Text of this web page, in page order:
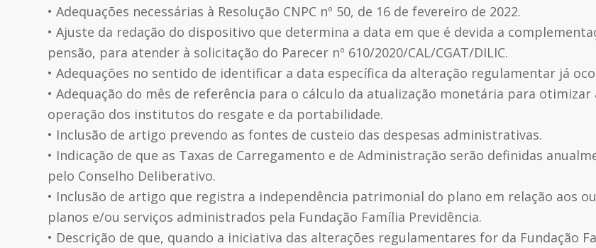
• Adequações necessárias à Resolução CNPC nº 50, de 16 de fevereiro de 2022.
• Ajuste da redação do dispositivo que determina a data em que é devida a
pensão, para atender à solicitação do Parecer nº 610/2020/CAL/CGAT/DILIC.
• Adequações no sentido de identificar a data específica da alteração regulamentar já
• Adequação do mês de referência para o cálculo da atualização monetária para otimizar
operação dos institutos do resgate e da portabilidade.
• Inclusão de artigo prevendo as fontes de custeio das despesas administrativas.
• Indicação de que as Taxas de Carregamento e de Administração serão definidas
pelo Conselho Deliberativo.
• Inclusão de artigo que registra a independência patrimonial do plano em relação aos
planos e/ou serviços administrados pela Fundação Família Previdência.
• Descrição de que, quando a iniciativa das alterações regulamentares for da Fundação